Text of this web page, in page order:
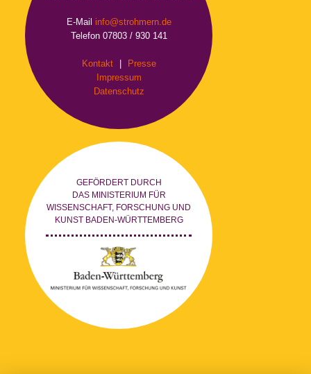
E-Mail info@strohmern.de
Telefon 07803 / 930 141
Kontakt
Presse
Impressum
Datenschutz
GEFÖRDERT DURCH
DAS MINISTERIUM FÜR
WISSENSCHAFT, FORSCHUNG UND
KUNST BADEN-WÜRTTEMBERG